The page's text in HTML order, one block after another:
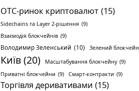
OTC-ринок криптовалют (15)
Sidechains та Layer 2-рішення (9)
Взаємодія блокчейнів (9)
Володимир Зеленський (10) Зелений блокчейн
Київ(20) Масштабування блокчейну (9)
Приватні блокчейни (9) Смарт-контракти (9)
Торгівля деривативами (15)